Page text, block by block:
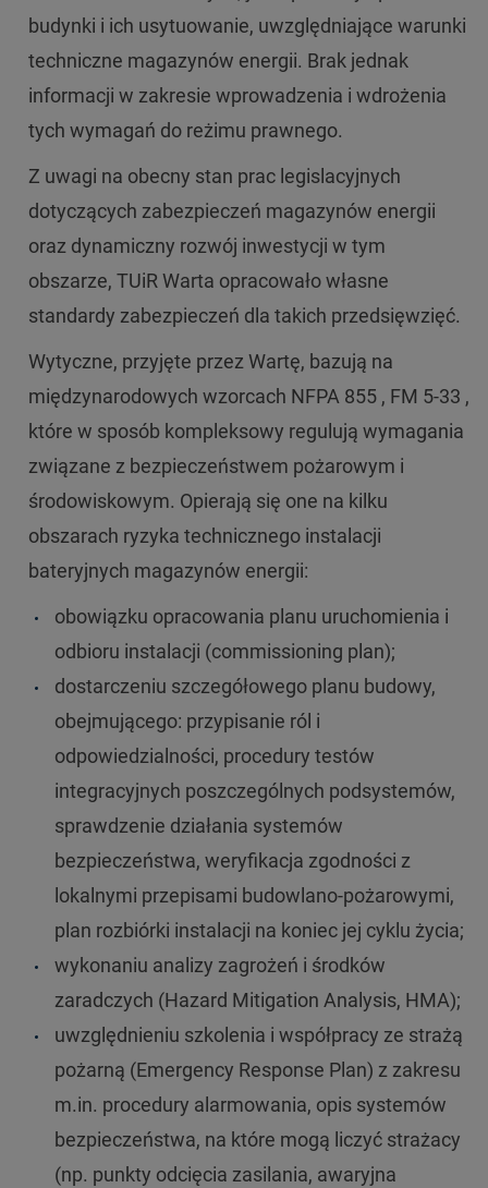
budynki i ich usytuowanie, uwzględniające warunki
techniczne magazynów energii. Brak jednak
informacji w zakresie wprowadzenia i wdrożenia
tych wymagań do reżimu prawnego.
Z uwagi na obecny stan prac legislacyjnych
dotyczących zabezpieczeń magazynów energii
oraz dynamiczny rozwój inwestycji w tym
obszarze, TUiR Warta opracowało własne
standardy zabezpieczeń dla takich przedsięwzięć.
Wytyczne, przyjęte przez Wartę, bazują na
międzynarodowych wzorcach NFPA 855 , FM 5-33 ,
które w sposób kompleksowy regulują wymagania
związane z bezpieczeństwem pożarowym i
środowiskowym. Opierają się one na kilku
obszarach ryzyka technicznego instalacji
bateryjnych magazynów energii:
obowiązku opracowania planu uruchomienia i
odbioru instalacji (commissioning plan);
dostarczeniu szczegółowego planu budowy,
obejmującego: przypisanie ról i
odpowiedzialności, procedury testów
integracyjnych poszczególnych podsystemów,
sprawdzenie działania systemów
bezpieczeństwa, weryfikacja zgodności z
lokalnymi przepisami budowlano-pożarowymi,
plan rozbiórki instalacji na koniec jej cyklu życia;
wykonaniu analizy zagrożeń i środków
zaradczych (Hazard Mitigation Analysis, HMA);
uwzględnieniu szkolenia i współpracy ze strażą
pożarną (Emergency Response Plan) z zakresu
m.in. procedury alarmowania, opis systemów
bezpieczeństwa, na które mogą liczyć strażacy
(np. punkty odcięcia zasilania, awaryjna